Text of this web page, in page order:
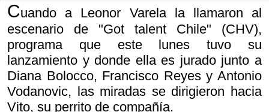
Cuando a Leonor Varela la llamaron al
escenario de "Got talent Chile" (CHV),
programa que este lunes tuvo su
lanzamiento y donde ella es jurado junto a
Diana Bolocco, Francisco Reyes y Antonio
Vodanovic, las miradas se dirigieron hacia
Vito, su perrito de compañía.